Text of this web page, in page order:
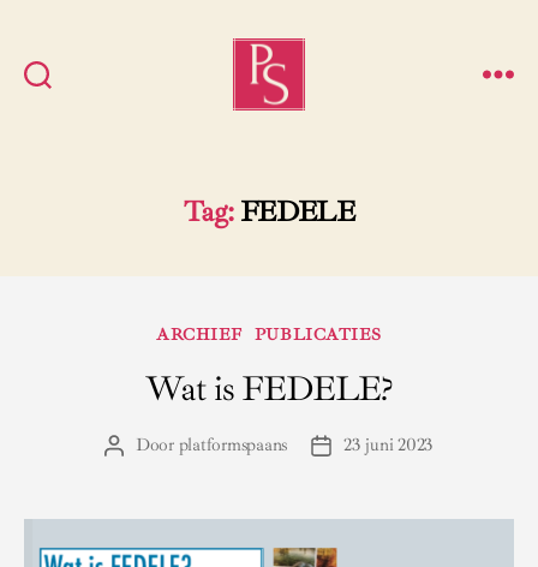
Tag: FEDELE
Categorieën
ARCHIEF PUBLICATIES
Wat is FEDELE?
Berichtauteur
Door platformspaans Berichtdatum
23 juni 2023